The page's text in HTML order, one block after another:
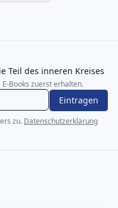
Teil des inneren Kreises
Books zuerst erhalten.
Eintragen
zu. Datenschutzerklärung